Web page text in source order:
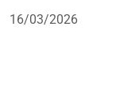
16/03/2026